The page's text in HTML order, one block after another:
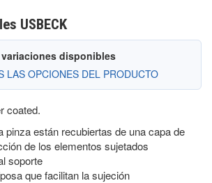
USBECK
disponibles
LAS OPCIONES DEL PRODUCTO
coated.
pinza están recubiertas de una capa de
de los elementos sujetados
soporte
que facilitan la sujeción